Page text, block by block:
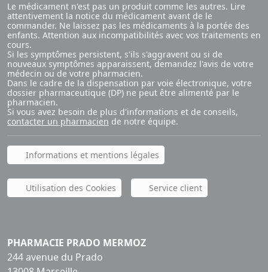
Le médicament n'est pas un produit comme les autres. Lire
attentivement la notice du médicament avant de le
commander. Ne laissez pas les médicaments à la portée des
enfants. Attention aux incompatibilités avec vos traitements en
cours.
Si les symptômes persistent, s'ils s'aggravent ou si de
nouveaux symptômes apparaissent, demandez l'avis de votre
médecin ou de votre pharmacien.
Dans le cadre de la dispensation par voie électronique, votre
dossier pharmaceutique (DP) ne peut être alimenté par le
pharmacien.
Si vous avez besoin de plus d'informations et de conseils,
contacter un pharmacien de notre équipe.
Informations et mentions légales
Utilisation des Cookies Service client
PHARMACIE PRADO MERMOZ
244 avenue du Prado